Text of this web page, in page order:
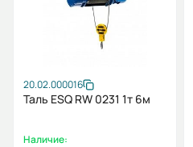
20.02.000016
Таль ESQ RW 0231 1т 6м
Наличие: